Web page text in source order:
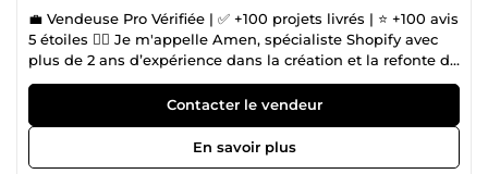
💼 Vendeuse Pro Vérifiée | ✅ +100 projets livrés | ⭐ +100 avis
5 étoiles 🙋‍♀️ Je m'appelle Amen, spécialiste Shopify avec
plus de 2 ans d’expérience dans la création et la refonte de
boutiques en ligne. Avec +100 projets livrés et + 100 avis
clients positifs, je suis aujourd’hui vendeuse
professionnelle vérifiée sur ComeUp, déterminée à aider
chaque entrepreneur à concrétiser son rêve e-commerce.
💡 Mon approche ? 👉 Humaine, stratégique et 100 %
Contacter le vendeur
En savoir plus